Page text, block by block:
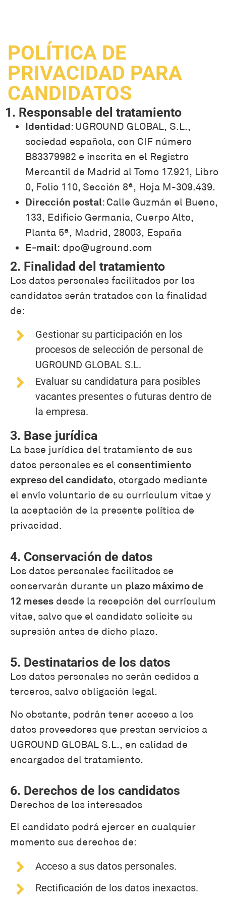
POLÍTICA DE
PRIVACIDAD PARA
CANDIDATOS
1. Responsable del tratamiento
Identidad: UGROUND GLOBAL, S.L.,
sociedad española, con CIF número
B83379982 e inscrita en el Registro
Mercantil de Madrid al Tomo 17.921, Libro
0, Folio 110, Sección 8ª, Hoja M-309.439.
Dirección postal: Calle Guzmán el Bueno,
133, Edificio Germania, Cuerpo Alto,
Planta 5ª, Madrid, 28003, España
E-mail: dpo@uground.com
2. Finalidad del tratamiento
Los datos personales facilitados por los
candidatos serán tratados con la finalidad
de:
Gestionar su participación en los
procesos de selección de personal de
UGROUND GLOBAL S.L.
Evaluar su candidatura para posibles
vacantes presentes o futuras dentro de
la empresa.
3. Base jurídica
La base jurídica del tratamiento de sus
datos personales es el consentimiento
expreso del candidato, otorgado mediante
el envío voluntario de su currículum vitae y
la aceptación de la presente política de
privacidad.
4. Conservación de datos
Los datos personales facilitados se
conservarán durante un plazo máximo de
12 meses desde la recepción del currículum
vitae, salvo que el candidato solicite su
supresión antes de dicho plazo.
5. Destinatarios de los datos
Los datos personales no serán cedidos a
terceros, salvo obligación legal.
No obstante, podrán tener acceso a los
datos proveedores que prestan servicios a
UGROUND GLOBAL S.L., en calidad de
encargados del tratamiento.
6. Derechos de los candidatos
Derechos de los interesados
El candidato podrá ejercer en cualquier
momento sus derechos de:
Acceso a sus datos personales.
Rectificación de los datos inexactos.